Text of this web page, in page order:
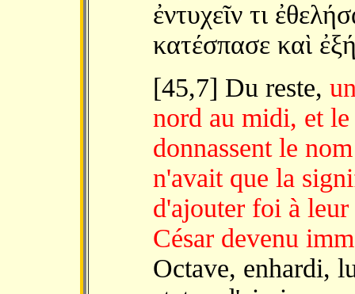
ἐντυχεῖν τι
κατέσπασε καὶ
[45,7] Du reste,
nord au midi, et
donnassent le
n'avait que la
d'ajouter foi à
César devenu
Octave, enhardi,